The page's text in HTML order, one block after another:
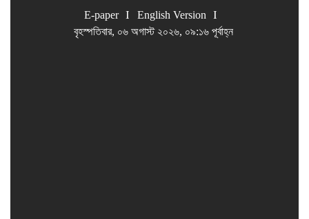
E-paper
English Version
বৃহস্পতিবার, ০৬ অগাস্ট ২০২৬, ০৯:১৬ পূর্বাহ্ন